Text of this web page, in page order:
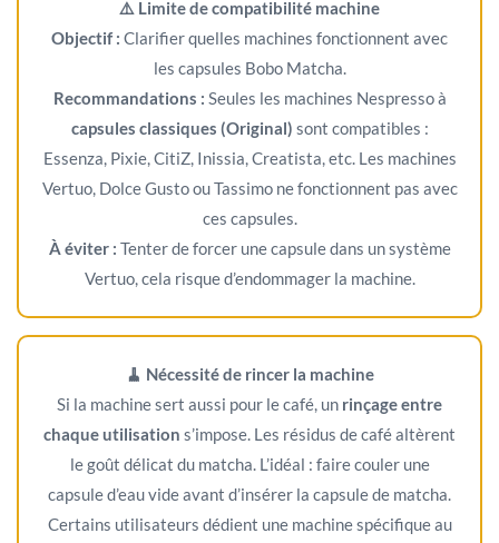
⚠️ Limite de compatibilité machine
Objectif : Clarifier quelles machines fonctionnent avec
les capsules Bobo Matcha.
Recommandations : Seules les machines Nespresso à
capsules classiques (Original) sont compatibles :
Essenza, Pixie, CitiZ, Inissia, Creatista, etc. Les machines
Vertuo, Dolce Gusto ou Tassimo ne fonctionnent pas avec
ces capsules.
À éviter : Tenter de forcer une capsule dans un système
Vertuo, cela risque d’endommager la machine.
🧹 Nécessité de rincer la machine
Si la machine sert aussi pour le café, un rinçage entre
chaque utilisation s’impose. Les résidus de café altèrent
le goût délicat du matcha. L’idéal : faire couler une
capsule d’eau vide avant d’insérer la capsule de matcha.
Certains utilisateurs dédient une machine spécifique au